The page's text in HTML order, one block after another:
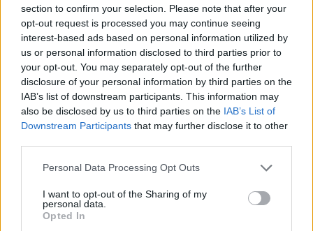
section to confirm your selection. Please note that after your
opt-out request is processed you may continue seeing
interest-based ads based on personal information utilized by
us or personal information disclosed to third parties prior to
your opt-out. You may separately opt-out of the further
disclosure of your personal information by third parties on the
IAB’s list of downstream participants. This information may
also be disclosed by us to third parties on the IAB’s List of
Downstream Participants that may further disclose it to other
Please note that this website/app uses one or more Google
not limited to your visit or usage behaviour. You may click to
grant or deny consent to Google and its third-party tags to
use your data for below specified purposes in below Google
Personal Data Processing Opt Outs
I want to opt-out of the Sharing of my
personal data.
Opted In
bájosak. Egy angyal ugyanúgy lehet bájos, mint bármi más.
Iróniát, ugyanakkor valami mély, belső szépséget próbálok
kifejezni velük.
Réz András a kiállítás megnyitóján
Aki ismeretlenül megnézi ezeket a munkákat, egyből
érzi, hogy csak zsidó művész készíthette őket. Még a